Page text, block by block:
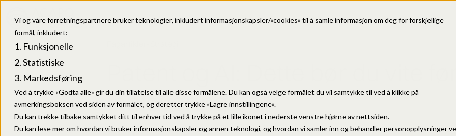
Vi og våre forretningspartnere bruker teknologier, inkludert informasjonskapsler/«cookies» til å samle informasjon om deg for forskjellige
formål, inkludert:
Funksjonelle
Statistiske
Markedsføring
Ved å trykke «Godta alle» gir du din tillatelse til alle disse formålene. Du kan også velge formålet du vil samtykke til ved å klikke på
avmerkingsboksen ved siden av formålet, og deretter trykke «Lagre innstillingene».
Du kan trekke tilbake samtykket ditt til enhver tid ved å trykke på et lille ikonet i nederste venstre hjørne av nettsiden.
Du kan lese mer om hvordan vi bruker informasjonskapsler og annen teknologi, og hvordan vi samler inn og behandler personopplysninger
innlevering